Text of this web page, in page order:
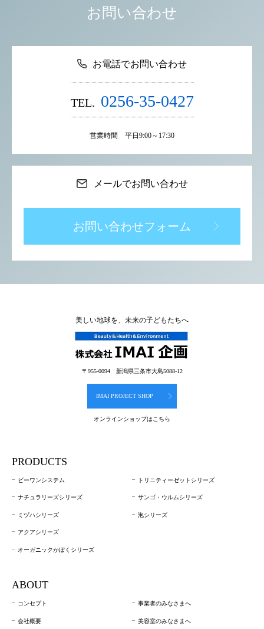
お問い合わせ
お電話でお問い合わせ
TEL. 0256-35-0427
営業時間 平日9:00～17:30
メールでお問い合わせ
お問い合わせフォーム
美しい地球を、未来の子どもたちへ
〒955-0094 新潟県三条市大島5088-12
IMAI PROJECT SHOP
オンラインショップはこちら
PRODUCTS
ビーワンシステム
ナチュラリーズシリーズ
ミヅハシリーズ
アクアシリーズ
オーガニックかぼくシリーズ
トリニティーゼットシリーズ
サンゴ・ウルムシリーズ
泡シリーズ
ABOUT
コンセプト
会社概要
事業者のみなさまへ
美容室のみなさまへ